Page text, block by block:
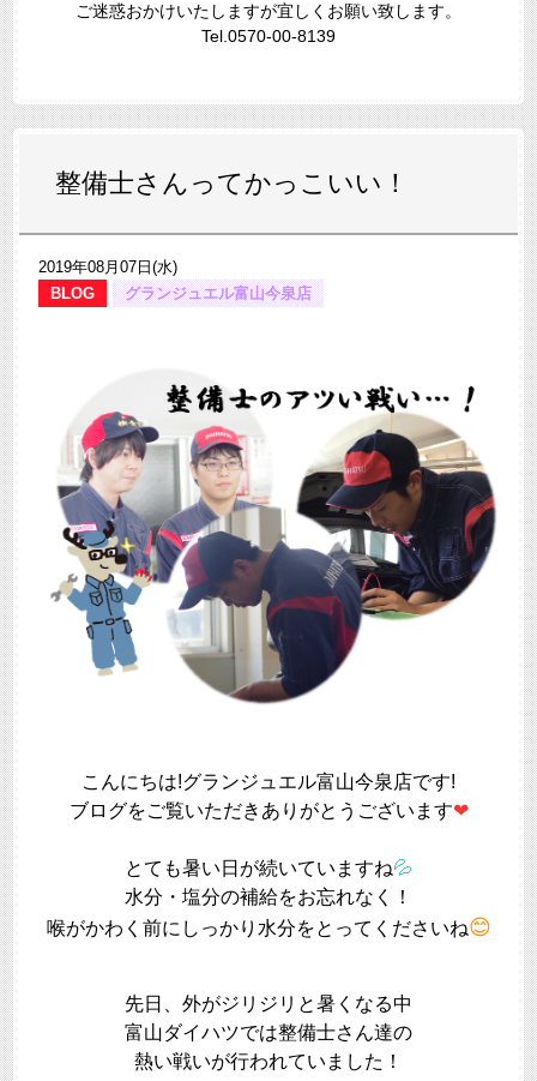
ご迷惑おかけいたしますが宜しくお願い致します。
Tel.0570-00-8139
整備士さんってかっこいい！
2019年08月07日(水)
BLOG
グランジュエル富山今泉店
こんにちは!グランジュエル富山今泉店です!
ブログをご覧いただきありがとうございます❤
とても暑い日が続いていますね💦
水分・塩分の補給をお忘れなく！
喉がかわく前にしっかり水分をとってくださいね😊
先日、外がジリジリと暑くなる中
富山ダイハツでは整備士さん達の
熱い戦いが行われていました！